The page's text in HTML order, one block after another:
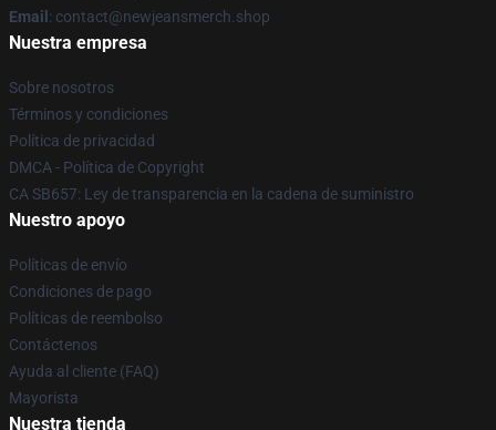
Email : contact@newjeansmerch.shop
Nuestra empresa
Sobre nosotros
Términos y condiciones
Política de privacidad
DMCA - Política de Copyright
CA SB657: Ley de transparencia en la cadena de suministro
Nuestro apoyo
Políticas de envío
Condiciones de pago
Políticas de reembolso
Contáctenos
Ayuda al cliente (FAQ)
Mayorista
Nuestra tienda